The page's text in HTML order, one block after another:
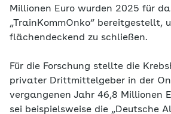
Millionen Euro wurden 2025 für
„TrainKommOnko“ bereitgestellt,
flächendeckend zu schließen.
Für die Forschung stellte die
privater Drittmittelgeber in der
vergangenen Jahr 46,8 Millionen
sei beispielsweise die „Deutsche